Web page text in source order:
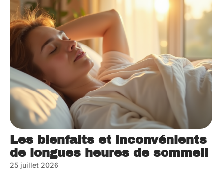
Les bienfaits et inconvénients
de longues heures de sommeil
25 juillet 2026